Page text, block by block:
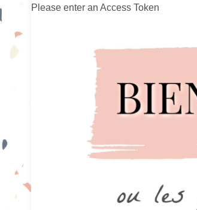
Please enter an Access Token